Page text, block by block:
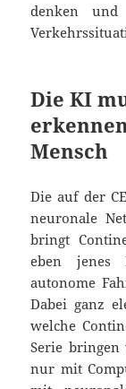
denken
Die KI
Mensch
Die auf der
neuronale
bringt
eben jenes
autonome
Dabei ganz
welche
Serie
nur mit